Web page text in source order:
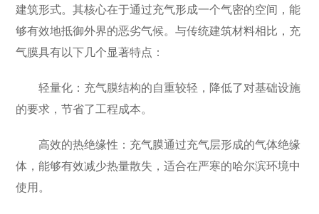
建筑形式。其核心在于通过充气形成一个气密的空间，能
够有效地抵御外界的恶劣气候。与传统建筑材料相比，充
气膜具有以下几个显著特点：
轻量化：充气膜结构的自重较轻，降低了对基础设施
的要求，节省了工程成本。
高效的热绝缘性：充气膜通过充气层形成的气体绝缘
体，能够有效减少热量散失，适合在严寒的哈尔滨环境中
使用。